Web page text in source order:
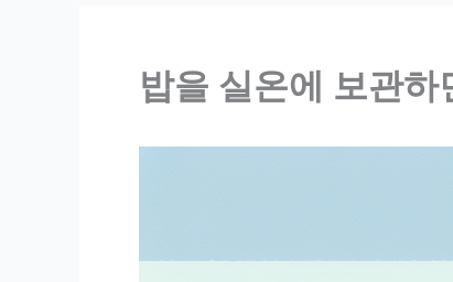
밥을 실온에 보관